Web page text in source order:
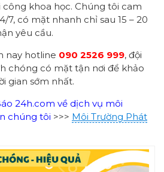
khoa học. Chúng tôi cam
7, có mặt nhanh chỉ sau 15 – 20
yêu cầu.
nay hotline 090 2526 999, đội
chóng có mặt tận nơi để khảo
gian sớm nhất.
24h.com về dịch vụ môi
chúng tôi >>> Môi Trường Phát